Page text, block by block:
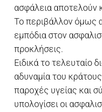
ασφάλεια αποτελούν
Το περιβάλλον όμως
εμπόδια στον
προκλήσεις.
Ειδικά το τελευταίο
αδυναμία του
παροχές υγείας και
υπολογίσει οι